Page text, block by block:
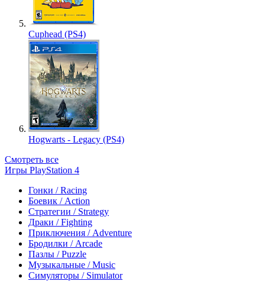
Cuphead (PS4)
Hogwarts - Legacy (PS4)
Смотреть все
Игры PlayStation 4
Гонки / Racing
Боевик / Action
Стратегии / Strategy
Драки / Fighting
Приключения / Adventure
Бродилки / Arcade
Пазлы / Puzzle
Музыкальные / Music
Симуляторы / Simulator